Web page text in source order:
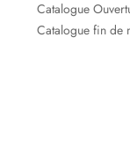
Catalogue
Catalogue fin de